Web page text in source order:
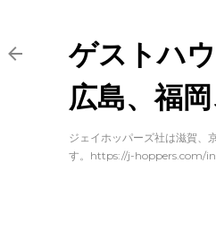
ゲストハ
広島、福
ジェイホッパーズ社は滋賀、
す。https://j-hoppers.com/